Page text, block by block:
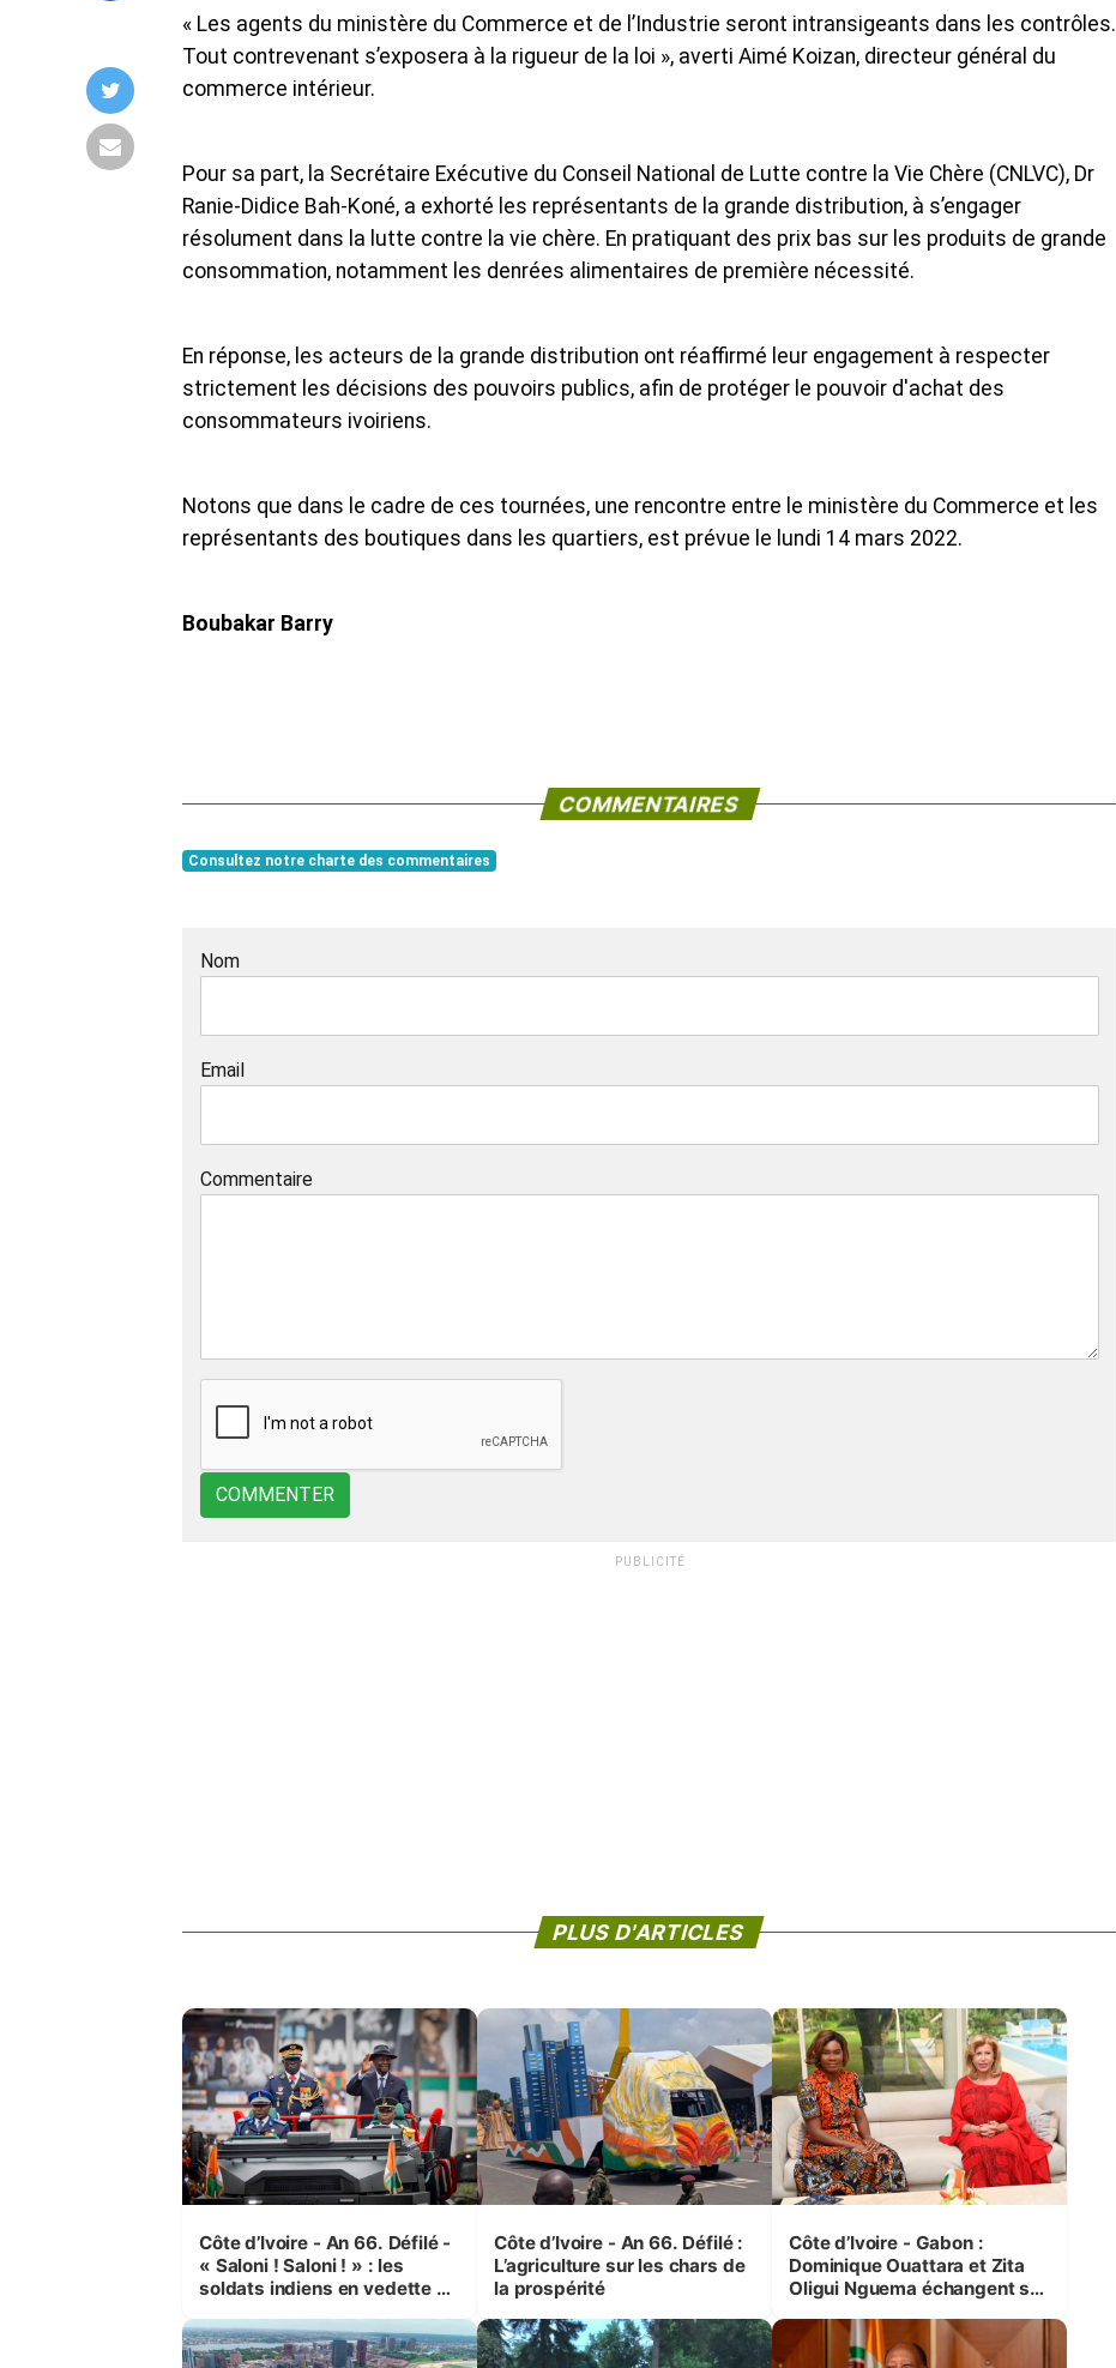
« Les agents du ministère du Commerce et de l’Industrie seront intransigeants dans les contrôles.
Tout contrevenant s’exposera à la rigueur de la loi », averti Aimé Koizan, directeur général du
commerce intérieur.
Pour sa part, la Secrétaire Exécutive du Conseil National de Lutte contre la Vie Chère (CNLVC), Dr
Ranie-Didice Bah-Koné, a exhorté les représentants de la grande distribution, à s’engager
résolument dans la lutte contre la vie chère. En pratiquant des prix bas sur les produits de grande
consommation, notamment les denrées alimentaires de première nécessité.
En réponse, les acteurs de la grande distribution ont réaffirmé leur engagement à respecter
strictement les décisions des pouvoirs publics, afin de protéger le pouvoir d'achat des
consommateurs ivoiriens.
Notons que dans le cadre de ces tournées, une rencontre entre le ministère du Commerce et les
représentants des boutiques dans les quartiers, est prévue le lundi 14 mars 2022.
Boubakar Barry
COMMENTAIRES
Consultez notre charte des commentaires
Nom
Email
Commentaire
COMMENTER
PUBLICITÉ
PLUS D'ARTICLES
Côte d’Ivoire - An 66. Défilé -
« Saloni ! Saloni ! » : les
soldats indiens en vedette à
Côte d’Ivoire - An 66. Défilé :
L’agriculture sur les chars de
la prospérité
Côte d’Ivoire - Gabon :
Dominique Ouattara et Zita
Oligui Nguema échangent sur
femmes et des enfants